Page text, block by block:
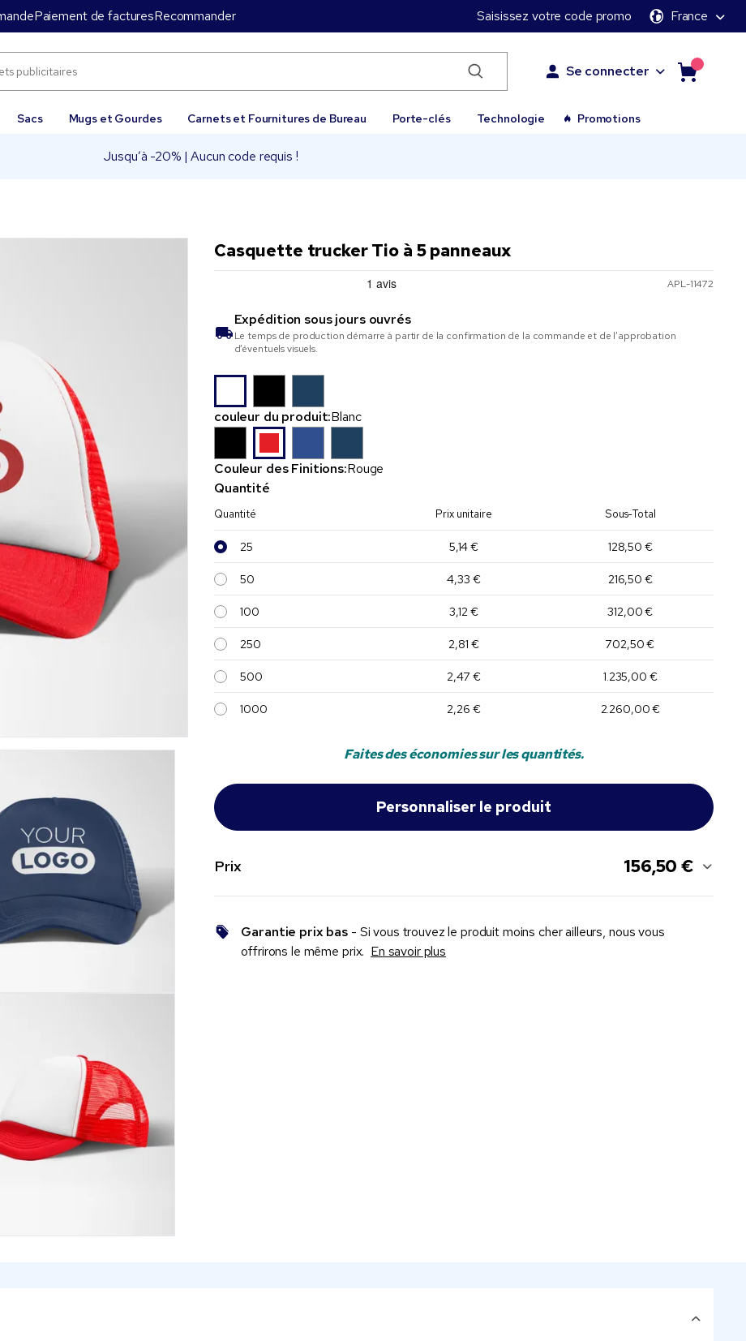
Paiement de facturesRecommander Saisissez votre code promo France
Se connecter
Sacs Mugs et Gourdes Carnets et Fournitures de Bureau Porte-clés Technologie Promotions
Jusqu’à -20% | Aucun code requis !
Casquette trucker Tio à 5 panneaux
APL-11472
Expédition sousjours ouvrés
Le temps de production démarre à partir de la confirmation de la commande et de l’approbation
d’éventuels visuels.
couleur du produit:Blanc
Couleur des Finitions:Rouge
Quantité
Quantité Prix unitaire Sous-Total
25 5,14 € 128,50 €
50 4,33 € 216,50 €
100 3,12 € 312,00 €
250 2,81 € 702,50 €
500 2,47 € 1.235,00 €
1000 2,26 € 2.260,00 €
Faites des économies sur les quantités.
Prix 156,50 €
Garantie prix bas - Si vous trouvez le produit moins cher ailleurs, nous vous
offrirons le même prix. En savoir plus